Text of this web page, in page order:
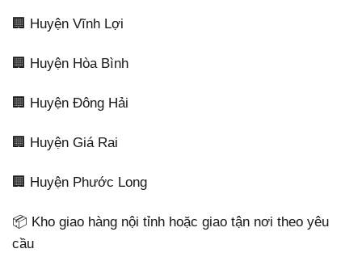
🏢 Huyện Vĩnh Lợi
🏢 Huyện Hòa Bình
🏢 Huyện Đông Hải
🏢 Huyện Giá Rai
🏢 Huyện Phước Long
📦 Kho giao hàng nội tỉnh hoặc giao tận nơi theo yêu
cầu